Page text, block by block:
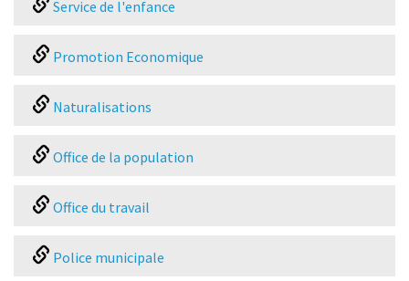
Service de l'enfance
Promotion Economique
Naturalisations
Office de la population
Office du travail
Police municipale